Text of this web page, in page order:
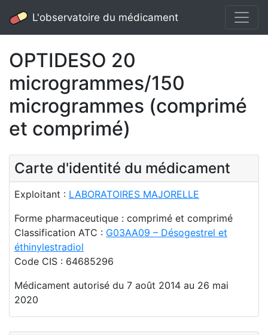
L'observatoire du médicament
OPTIDESO 20
microgrammes/150
microgrammes (comprimé
et comprimé)
Carte d'identité du médicament
Exploitant : LABORATOIRES MAJORELLE
Forme pharmaceutique : comprimé et comprimé
Classification ATC : G03AA09 – Désogestrel et
éthinylestradiol
Code CIS : 64685296
Médicament autorisé du 7 août 2014 au 26 mai
2020